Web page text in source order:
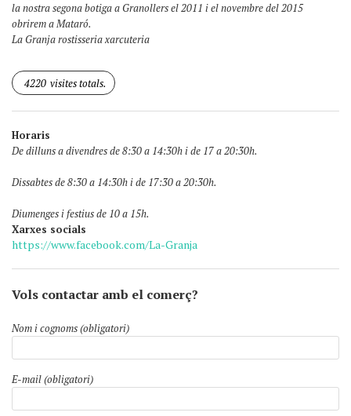
la nostra segona botiga a Granollers el 2011 i el novembre del 2015
obrirem a Mataró.
La Granja rostisseria xarcuteria
4220 visites totals.
Horaris
De dilluns a divendres de 8:30 a 14:30h i de 17 a 20:30h.
Dissabtes de 8:30 a 14:30h i de 17:30 a 20:30h.
Diumenges i festius de 10 a 15h.
Xarxes socials
https://www.facebook.com/La-Granja
Vols contactar amb el comerç?
Nom i cognoms (obligatori)
E-mail (obligatori)